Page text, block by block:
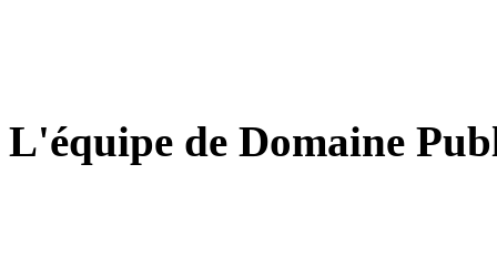
L'équipe de Domaine